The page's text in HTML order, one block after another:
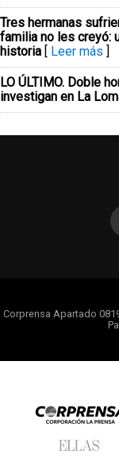
Tres hermanas
familia no les creyó:
historia [ Leer más ]
LO ÚLTIMO. Doble
investigan en La
Corprensa Apartado